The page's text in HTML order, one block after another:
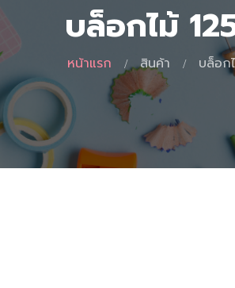
บล็อกไม้
หน้าแรก สินค้า บล็อก